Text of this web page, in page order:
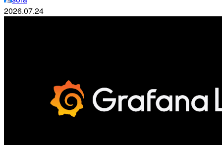
2026.07.24